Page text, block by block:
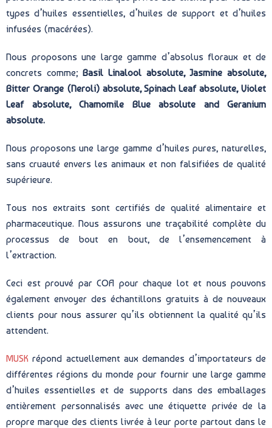
types d’huiles essentielles, d’huiles de support et d’huiles
infusées (macérées).
Nous proposons une large gamme d’absolus floraux et de
concrets comme;Basil Linalool absolute, Jasmine absolute,
Bitter Orange (Neroli) absolute, Spinach Leaf absolute, Violet
Leaf absolute, Chamomile Blue absolute and Geranium
absolute.
Nous proposons une large gamme d’huiles pures, naturelles,
sans cruauté envers les animaux et non falsifiées de qualité
supérieure.
Tous nos extraits sont certifiés de qualité alimentaire et
pharmaceutique. Nous assurons une traçabilité complète du
processus de bout en bout, de l’ensemencement à
l’extraction.
Ceci est prouvé par COA pour chaque lot et nous pouvons
également envoyer des échantillons gratuits à de nouveaux
clients pour nous assurer qu’ils obtiennent la qualité qu’ils
attendent.
MUSK répond actuellement aux demandes d’importateurs de
différentes régions du monde pour fournir une large gamme
d’huiles essentielles et de supports dans des emballages
entièrement personnalisés avec une étiquette privée de la
propre marque des clients livrée à leur porte partout dans le